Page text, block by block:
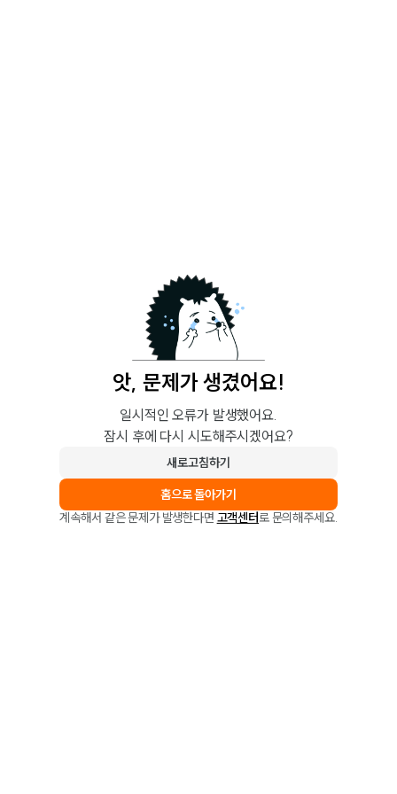
앗, 문제가 생겼어요!
일시적인 오류가 발생했어요.
잠시 후에 다시 시도해주시겠어요?
새로고침하기
홈으로 돌아가기
계속해서 같은 문제가 발생한다면 고객센터로 문의해주세요.